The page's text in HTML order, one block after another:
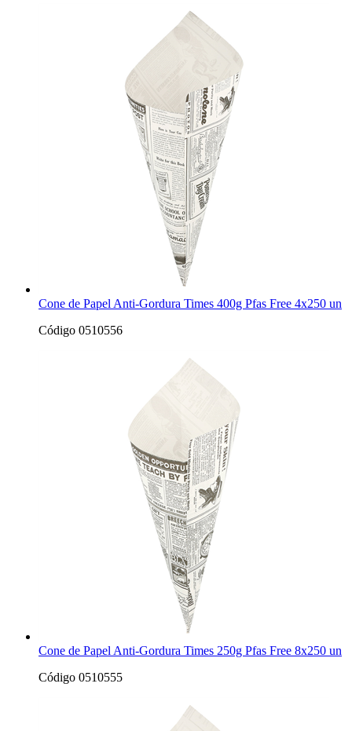
Cone de Papel Anti-Gordura Times 400g Pfas Free 4x250 un
Código 0510556
Cone de Papel Anti-Gordura Times 250g Pfas Free 8x250 un
Código 0510555